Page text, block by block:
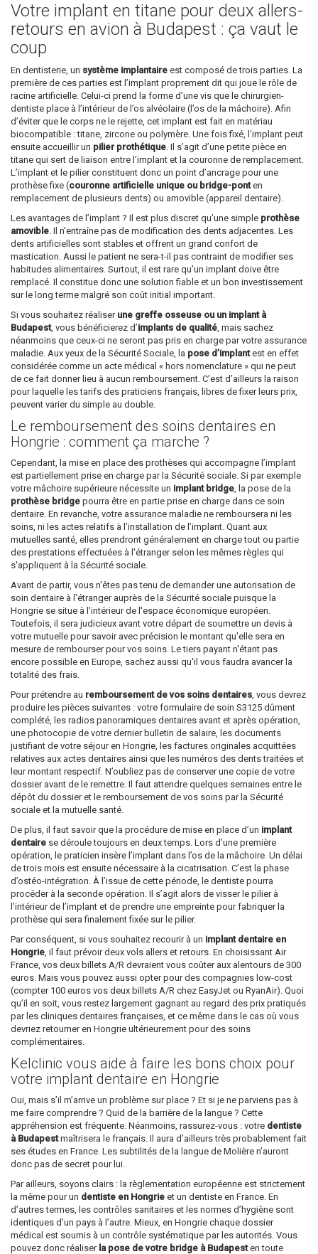
Votre implant en titane pour deux allers-
retours en avion à Budapest : ça vaut le
coup
En dentisterie, un système implantaire est composé de trois parties. La
première de ces parties est l’implant proprement dit qui joue le rôle de
racine artificielle. Celui-ci prend la forme d’une vis que le chirurgien-
dentiste place à l’intérieur de l’os alvéolaire (l’os de la mâchoire). Afin
d’éviter que le corps ne le rejette, cet implant est fait en matériau
biocompatible : titane, zircone ou polymère. Une fois fixé, l’implant peut
ensuite accueillir un pilier prothétique. Il s’agit d’une petite pièce en
titane qui sert de liaison entre l’implant et la couronne de remplacement.
L’implant et le pilier constituent donc un point d’ancrage pour une
prothèse fixe (couronne artificielle unique ou bridge-ponten
remplacement de plusieurs dents) ou amovible (appareil dentaire).
Les avantages de l’implant ? Il est plus discret qu’une simple prothèse
amovible. Il n’entraîne pas de modification des dents adjacentes. Les
dents artificielles sont stables et offrent un grand confort de
mastication. Aussi le patient ne sera-t-il pas contraint de modifier ses
habitudes alimentaires. Surtout, il est rare qu’un implant doive être
remplacé. Il constitue donc une solution fiable et un bon investissement
sur le long terme malgré son coût initial important.
Si vous souhaitez réaliser une greffe osseuse ou un implant à
Budapest, vous bénéficierez d’implants de qualité, mais sachez
néanmoins que ceux-ci ne seront pas pris en charge par votre assurance
maladie. Aux yeux de la Sécurité Sociale, la pose d’implantest en effet
considérée comme un acte médical « hors nomenclature » qui ne peut
de ce fait donner lieu à aucun remboursement. C’est d’ailleurs la raison
pour laquelle les tarifs des praticiens français, libres de fixer leurs prix,
peuvent varier du simple au double.
Le remboursement des soins dentaires en
Hongrie : comment ça marche ?
Cependant, la mise en place des prothèses qui accompagne l’implant
est partiellement prise en charge par la Sécurité sociale. Si par exemple
votre mâchoire supérieure nécessite un implant bridge, la pose de la
prothèse bridge pourra être en partie prise en charge dans ce soin
dentaire. En revanche, votre assurance maladie ne remboursera ni les
soins, ni les actes relatifs à l’installation de l’implant. Quant aux
mutuelles santé, elles prendront généralement en charge tout ou partie
des prestations effectuées à l'étranger selon les mêmes règles qui
s'appliquent à la Sécurité sociale.
Avant de partir, vous n'êtes pas tenu de demander une autorisation de
soin dentaire à l'étranger auprès de la Sécurité sociale puisque la
Hongrie se situe à l'intérieur de l'espace économique européen.
Toutefois, il sera judicieux avant votre départ de soumettre un devis à
votre mutuelle pour savoir avec précision le montant qu'elle sera en
mesure de rembourser pour vos soins. Le tiers payant n'étant pas
encore possible en Europe, sachez aussi qu'il vous faudra avancer la
totalité des frais.
Pour prétendre au remboursement de vos soins dentaires, vous devrez
produire les pièces suivantes : votre formulaire de soin S3125 dûment
complété, les radios panoramiques dentaires avant et après opération,
une photocopie de votre dernier bulletin de salaire, les documents
justifiant de votre séjour en Hongrie, les factures originales acquittées
relatives aux actes dentaires ainsi que les numéros des dents traitées et
leur montant respectif. N’oubliez pas de conserver une copie de votre
dossier avant de le remettre. Il faut attendre quelques semaines entre le
dépôt du dossier et le remboursement de vos soins par la Sécurité
sociale et la mutuelle santé.
De plus, il faut savoir que la procédure de mise en place d’un implant
dentaire se déroule toujours en deux temps. Lors d’une première
opération, le praticien insère l’implant dans l’os de la mâchoire. Un délai
de trois mois est ensuite nécessaire à la cicatrisation. C’est la phase
d’ostéo-intégration. À l’issue de cette période, le dentiste pourra
procéder à la seconde opération. Il s’agit alors de visser le pilier à
l’intérieur de l’implant et de prendre une empreinte pour fabriquer la
prothèse qui sera finalement fixée sur le pilier.
Par conséquent, si vous souhaitez recourir à un implant dentaire en
Hongrie, il faut prévoir deux vols allers et retours. En choisissant Air
France, vos deux billets A/R devraient vous coûter aux alentours de 300
euros. Mais vous pouvez aussi opter pour des compagnies low-cost
(compter 100 euros vos deux billets A/R chez EasyJet ou RyanAir). Quoi
qu’il en soit, vous restez largement gagnant au regard des prix pratiqués
par les cliniques dentaires françaises, et ce même dans le cas où vous
devriez retourner en Hongrie ultérieurement pour des soins
complémentaires.
Kelclinic vous aide à faire les bons choix pour
votre implant dentaire en Hongrie
Oui, mais s’il m’arrive un problème sur place ? Et si je ne parviens pas à
me faire comprendre ? Quid de la barrière de la langue ? Cette
appréhension est fréquente. Néanmoins, rassurez-vous : votre dentiste
à Budapestmaîtrisera le français. Il aura d’ailleurs très probablement fait
ses études en France. Les subtilités de la langue de Molière n’auront
donc pas de secret pour lui.
Par ailleurs, soyons clairs : la règlementation européenne est strictement
la même pour un dentiste en Hongrie et un dentiste en France. En
d’autres termes, les contrôles sanitaires et les normes d’hygiène sont
identiques d’un pays à l’autre. Mieux, en Hongrie chaque dossier
médical est soumis à un contrôle systématique par les autorités. Vous
pouvez donc réaliser la pose de votre bridge à Budapesten toute